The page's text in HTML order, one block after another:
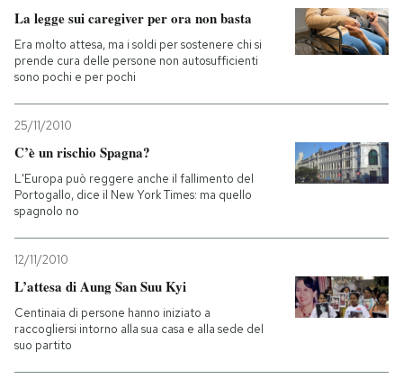
La legge sui caregiver per ora non basta
Era molto attesa, ma i soldi per sostenere chi si
prende cura delle persone non autosufficienti
sono pochi e per pochi
25/11/2010
C’è un rischio Spagna?
L'Europa può reggere anche il fallimento del
Portogallo, dice il New York Times: ma quello
spagnolo no
12/11/2010
L’attesa di Aung San Suu Kyi
Centinaia di persone hanno iniziato a
raccogliersi intorno alla sua casa e alla sede del
suo partito